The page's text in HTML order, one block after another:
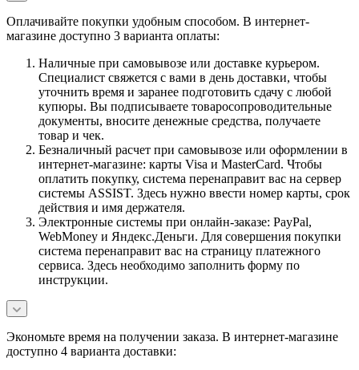
Оплачивайте покупки удобным способом. В интернет-
магазине доступно 3 варианта оплаты:
Наличные при самовывозе или доставке курьером.
Специалист свяжется с вами в день доставки, чтобы
уточнить время и заранее подготовить сдачу с любой
купюры. Вы подписываете товаросопроводительные
документы, вносите денежные средства, получаете
товар и чек.
Безналичный расчет при самовывозе или оформлении в
интернет-магазине: карты Visa и MasterCard. Чтобы
оплатить покупку, система перенаправит вас на сервер
системы ASSIST. Здесь нужно ввести номер карты, срок
действия и имя держателя.
Электронные системы при онлайн-заказе: PayPal,
WebMoney и Яндекс.Деньги. Для совершения покупки
система перенаправит вас на страницу платежного
сервиса. Здесь необходимо заполнить форму по
инструкции.
Экономьте время на получении заказа. В интернет-магазине
доступно 4 варианта доставки: